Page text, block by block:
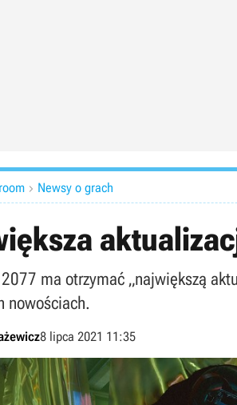
 Newsy o grach
ma otrzymać „największą
nowościach.
8 lipca 2021 11:35